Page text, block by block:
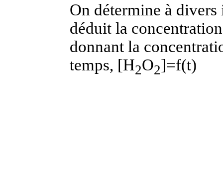
On détermine à
déduit la
donnant la
temps, [H2O2]=f(t)